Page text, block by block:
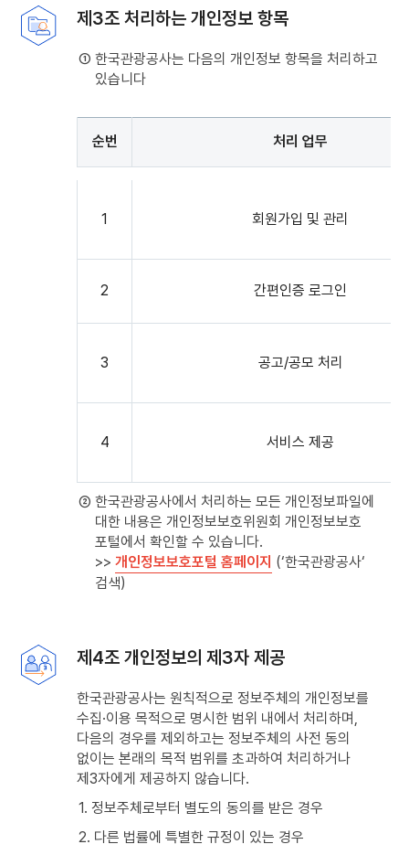
제3조 처리하는 개인정보 항목
① 한국관광공사는 다음의 개인정보 항목을 처리하고
있습니다
개인정보
:
개인정보파일의
순번 처리 업무
1 회원가입 및 관리
2 간편인증 로그인
3 공고/공모 처리
4 서비스 제공
② 한국관광공사에서 처리하는 모든 개인정보파일에
대한 내용은 개인정보보호위원회 개인정보보호
포털에서 확인할 수 있습니다.
>> 개인정보보호포털 홈페이지 (‘한국관광공사‘
검색)
제4조 개인정보의 제3자 제공
한국관광공사는 원칙적으로 정보주체의 개인정보를
수집·이용 목적으로 명시한 범위 내에서 처리하며,
다음의 경우를 제외하고는 정보주체의 사전 동의
없이는 본래의 목적 범위를 초과하여 처리하거나
제3자에게 제공하지 않습니다.
1. 정보주체로부터 별도의 동의를 받은 경우
2. 다른 법률에 특별한 규정이 있는 경우